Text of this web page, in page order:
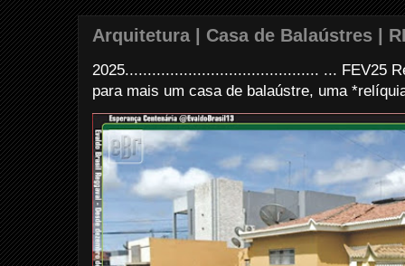
Arquitetura | Casa de Balaústres |
2025........................................... ... FEV25
para mais um casa de balaústre, uma